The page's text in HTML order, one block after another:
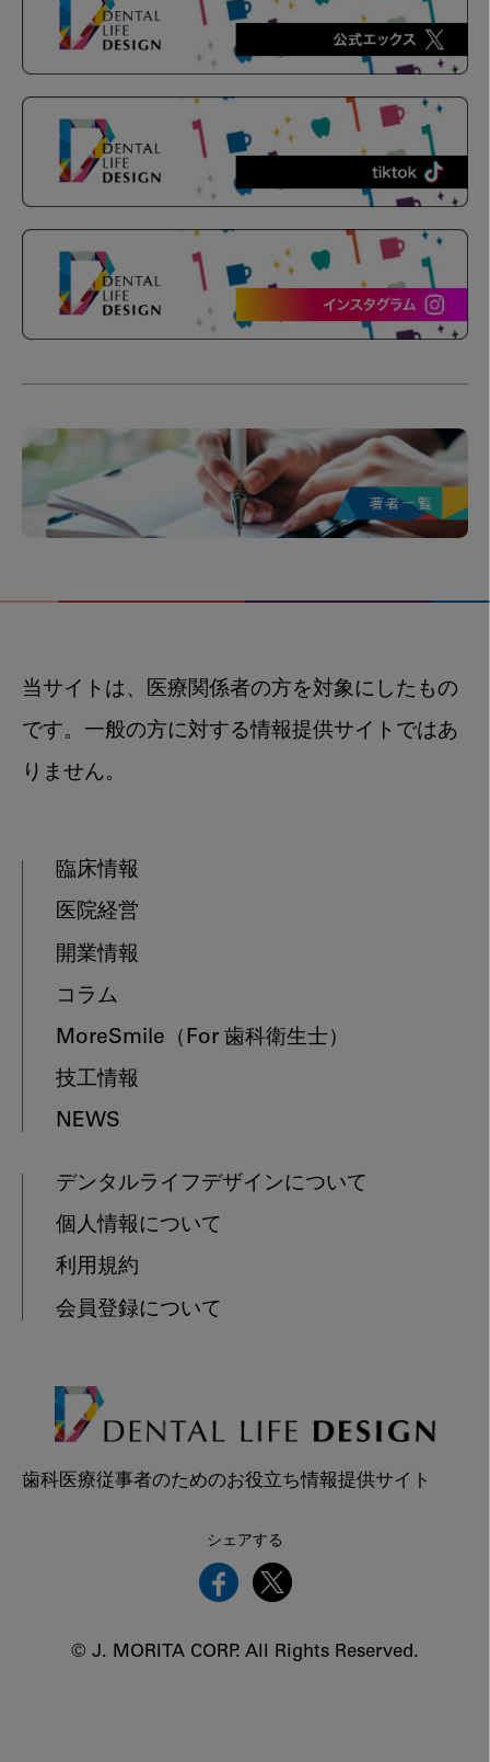
当サイトは、医療関係者の方を対象にしたもの
です。一般の方に対する情報提供サイトではあ
りません。
臨床情報
医院経営
開業情報
コラム
MoreSmile （For 歯科衛生士）
技工情報
NEWS
デンタルライフデザインについて
個人情報について
利用規約
会員登録について
歯科医療従事者のためのお役立ち情報提供サイト
シェアする
© J. MORITA CORP. All Rights Reserved.